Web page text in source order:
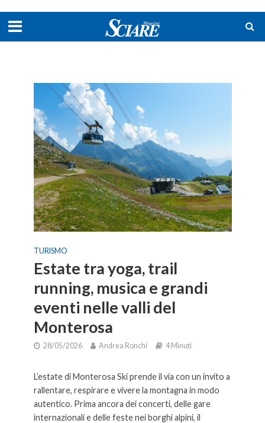
TURISMO
Estate tra yoga, trail
running, musica e grandi
eventi nelle valli del
Monterosa
28/05/2026 Andrea Ronchi 4 Minuti
L’estate di Monterosa Ski prende il via con un invito a
rallentare, respirare e vivere la montagna in modo
autentico. Prima ancora dei concerti, delle gare
internazionali e delle feste nei borghi alpini, il